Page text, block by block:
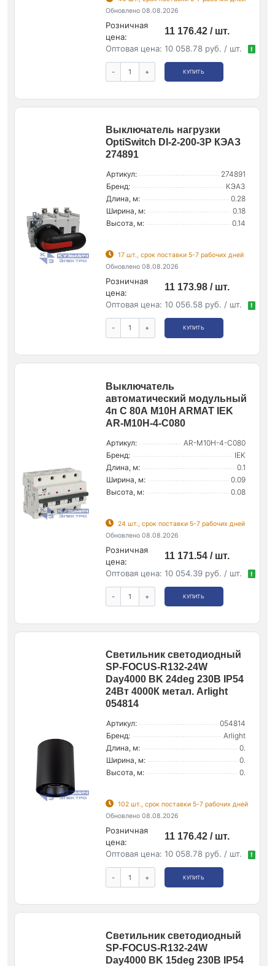
Обновлено 08.08.2026
Розничная
цена:
11 176.42 / шт.
Оптовая цена: 10 058.78 руб. / шт. !
- + КУПИТЬ
Выключатель нагрузки
OptiSwitch DI-2-200-3P КЭАЗ
274891
Артикул:
274891
Бренд:
КЭАЗ
Длина, м:
0.28
Ширина, м:
0.18
Высота, м:
0.14
17 шт., срок поставки 5-7 рабочих дней
Обновлено 08.08.2026
Розничная
цена:
11 173.98 / шт.
Оптовая цена: 10 056.58 руб. / шт. !
- + КУПИТЬ
Выключатель
автоматический модульный
4п C 80А M10H ARMAT IEK
AR-M10H-4-C080
Артикул:
AR-M10H-4-C080
Бренд:
IEK
Длина, м:
0.1
Ширина, м:
0.09
Высота, м:
0.08
24 шт., срок поставки 5-7 рабочих дней
Обновлено 08.08.2026
Розничная
цена:
11 171.54 / шт.
Оптовая цена: 10 054.39 руб. / шт. !
- + КУПИТЬ
Светильник светодиодный
SP-FOCUS-R132-24W
Day4000 BK 24deg 230В IP54
24Вт 4000К метал. Arlight
054814
Артикул:
054814
Бренд:
Arlight
Длина, м:
0.
Ширина, м:
0.
Высота, м:
0.
102 шт., срок поставки 5-7 рабочих дней
Обновлено 08.08.2026
Розничная
цена:
11 176.42 / шт.
Оптовая цена: 10 058.78 руб. / шт. !
- + КУПИТЬ
Светильник светодиодный
SP-FOCUS-R132-24W
Day4000 BK 15deg 230В IP54